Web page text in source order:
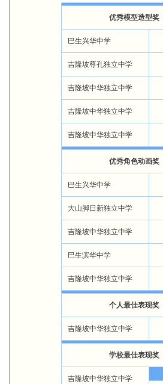
优秀模型造型奖
巴生兴华中学
吉隆坡尊孔独立中学
吉隆坡中华独立中学
吉隆坡中华独立中学
吉隆坡中华独立中学
优秀角色动画奖
巴生兴华中学
大山脚日新独立中学
吉隆坡中华独立中学
巴生滨华中学
吉隆坡中华独立中学
个人最佳表现奖
吉隆坡中华独立中学
学校最佳表现奖
吉隆坡中华独立中学